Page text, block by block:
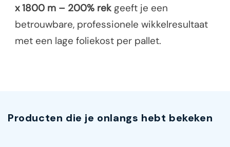
x 1800 m – 200% rekgeeft je een
betrouwbare, professionele wikkelresultaat
met een lage foliekost per pallet.
Producten die je onlangs hebt bekeken